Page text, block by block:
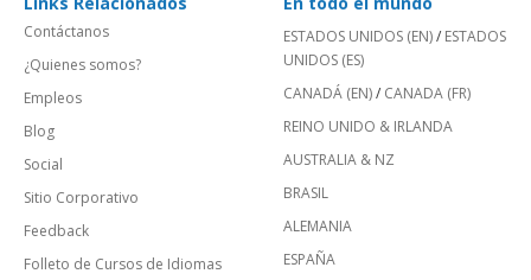
Contáctanos
¿Quienes somos?
Empleos
Blog
Social
Sitio Corporativo
Feedback
Folleto de Cursos de Idiomas
ESTADOS UNIDOS (EN)/ ESTADOS
UNIDOS (ES)
CANADÁ (EN)/ CANADA (FR)
REINO UNIDO & IRLANDA
AUSTRALIA & NZ
BRASIL
ALEMANIA
ESPAÑA